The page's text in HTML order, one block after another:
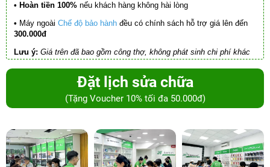
• Hoàn tiền 100% nếu khách hàng không hài lòng
• Máy ngoài Chế độ bảo hành đều có chính sách hỗ trợ giá lên đến
300.000đ
Lưu ý: Giá trên đã bao gồm công thợ, không phát sinh chi phí khác
Đặt lịch sửa chữa
(Tặng Voucher 10% tối đa 50.000đ)